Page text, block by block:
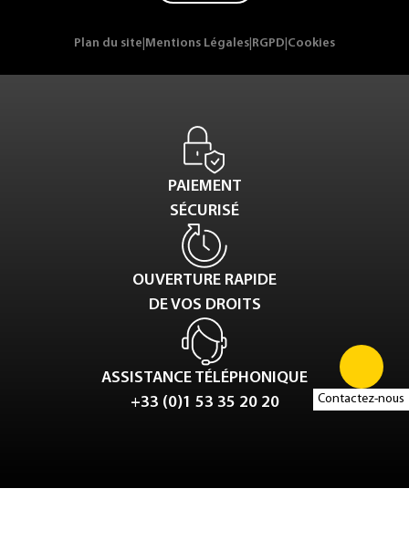
Contactez-nous
Plan du site Mentions Légales RGPD Cookies
PAIEMENT
SÉCURISÉ
OUVERTURE RAPIDE
DE VOS DROITS
ASSISTANCE TÉLÉPHONIQUE
+33 (0)1 53 35 20 20